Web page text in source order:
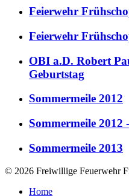
Feierwehr
Feierwehr
OBI a.D. Robert
Geburtstag
Sommermeile 2012
Sommermeile
Sommermeile 2013
© 2026 Freiwillige Feuerwehr
Home